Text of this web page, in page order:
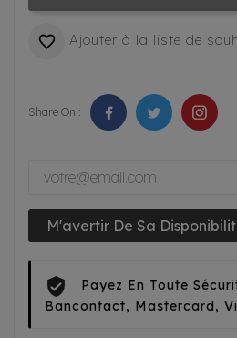
 Ajouter à la liste de
Share On :
M'avertir De Sa
Payez En Toute
Bancontact, Mastercard,